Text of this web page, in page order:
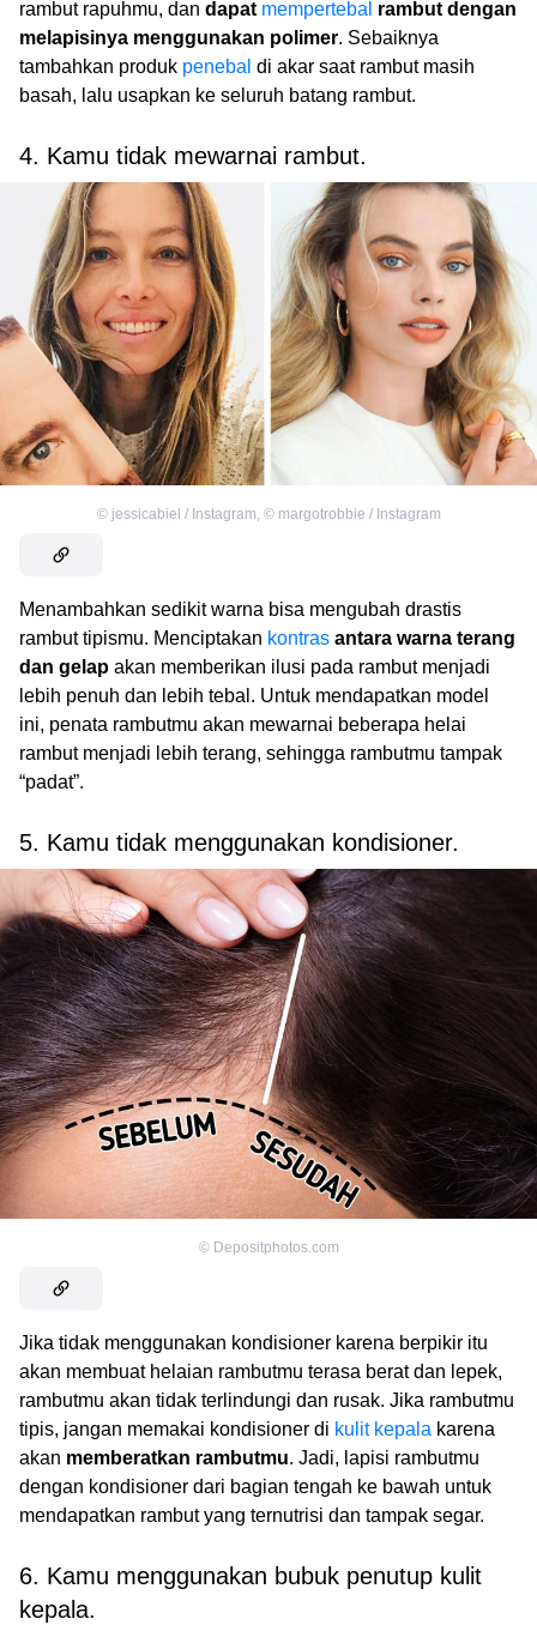
rambut rapuhmu, dan dapat mempertebal rambut dengan
melapisinya menggunakan polimer. Sebaiknya
tambahkan produk penebal di akar saat rambut masih
basah, lalu usapkan ke seluruh batang rambut.
4. Kamu tidak mewarnai rambut.
© jessicabiel / Instagram, © margotrobbie / Instagram
Menambahkan sedikit warna bisa mengubah drastis
rambut tipismu. Menciptakan kontras antara warna terang
dan gelap akan memberikan ilusi pada rambut menjadi
lebih penuh dan lebih tebal. Untuk mendapatkan model
ini, penata rambutmu akan mewarnai beberapa helai
rambut menjadi lebih terang, sehingga rambutmu tampak
“padat”.
5. Kamu tidak menggunakan kondisioner.
© Depositphotos.com
Jika tidak menggunakan kondisioner karena berpikir itu
akan membuat helaian rambutmu terasa berat dan lepek,
rambutmu akan tidak terlindungi dan rusak. Jika rambutmu
tipis, jangan memakai kondisioner di kulit kepala karena
akan memberatkan rambutmu. Jadi, lapisi rambutmu
dengan kondisioner dari bagian tengah ke bawah untuk
mendapatkan rambut yang ternutrisi dan tampak segar.
6. Kamu menggunakan bubuk penutup kulit
kepala.